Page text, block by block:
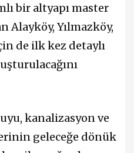
bir altyapı master
Alayköy, Yılmazköy,
de ilk kez detaylı
kanalizasyon ve
geleceğe dönük